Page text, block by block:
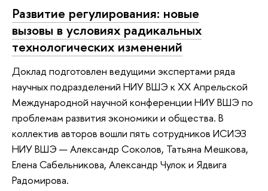
Развитие регулирования: новые
вызовы в условиях радикальных
технологических изменений
Доклад подготовлен ведущими экспертами ряда
научных подразделений НИУ ВШЭ к XX Апрельской
Международной научной конференции НИУ ВШЭ по
проблемам развития экономики и общества. В
коллектив авторов вошли пять сотрудников ИСИЭЗ
НИУ ВШЭ — Александр Соколов, Татьяна Мешкова,
Елена Сабельникова, Александр Чулок и Ядвига
Радомирова.